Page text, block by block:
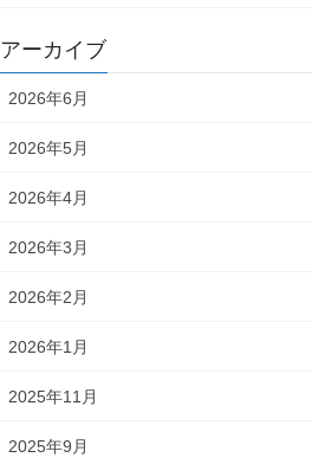
アーカイブ
2026年6月
2026年5月
2026年4月
2026年3月
2026年2月
2026年1月
2025年11月
2025年9月